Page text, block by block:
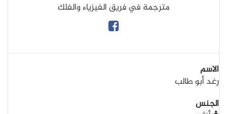
مترجمة في فريق الفيزياء والفلك
الاسم
رغد أبو طالب
الجنس